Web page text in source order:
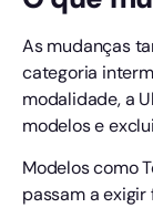
As mudanças
categoria
modalidade, a
modelos e
Modelos como
passam a